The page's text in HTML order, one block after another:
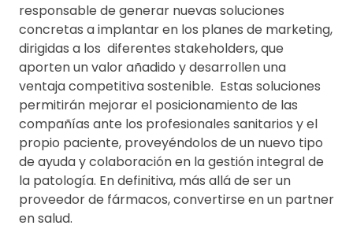
responsable de generar nuevas soluciones
concretas a implantar en los planes de marketing,
dirigidas a los diferentes stakeholders, que
aporten un valor añadido y desarrollen una
ventaja competitiva sostenible. Estas soluciones
permitirán mejorar el posicionamiento de las
compañías ante los profesionales sanitarios y el
propio paciente, proveyéndolos de un nuevo tipo
de ayuda y colaboración en la gestión integral de
la patología. En definitiva, más allá de ser un
proveedor de fármacos, convertirse en un partner
en salud.